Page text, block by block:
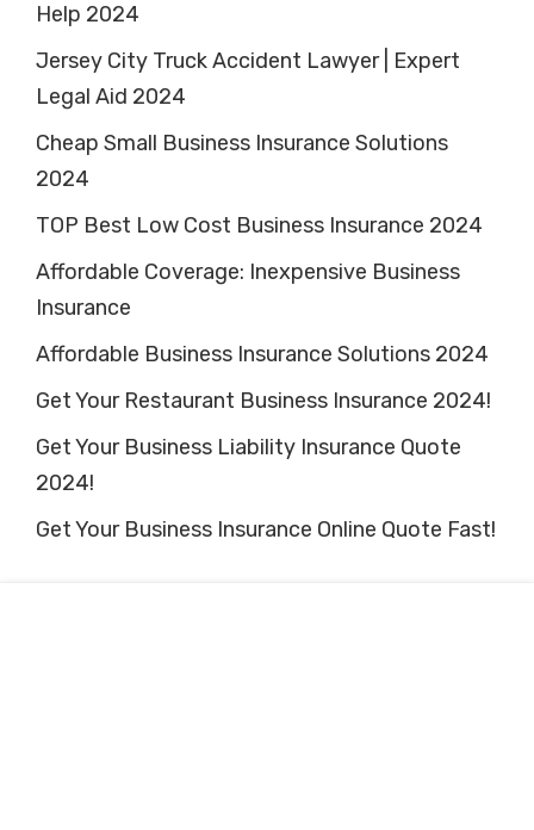
Help 2024
Jersey City Truck Accident Lawyer | Expert
Legal Aid 2024
Cheap Small Business Insurance Solutions
2024
TOP Best Low Cost Business Insurance 2024
Affordable Coverage: Inexpensive Business
Insurance
Affordable Business Insurance Solutions 2024
Get Your Restaurant Business Insurance 2024!
Get Your Business Liability Insurance Quote
2024!
Get Your Business Insurance Online Quote Fast!